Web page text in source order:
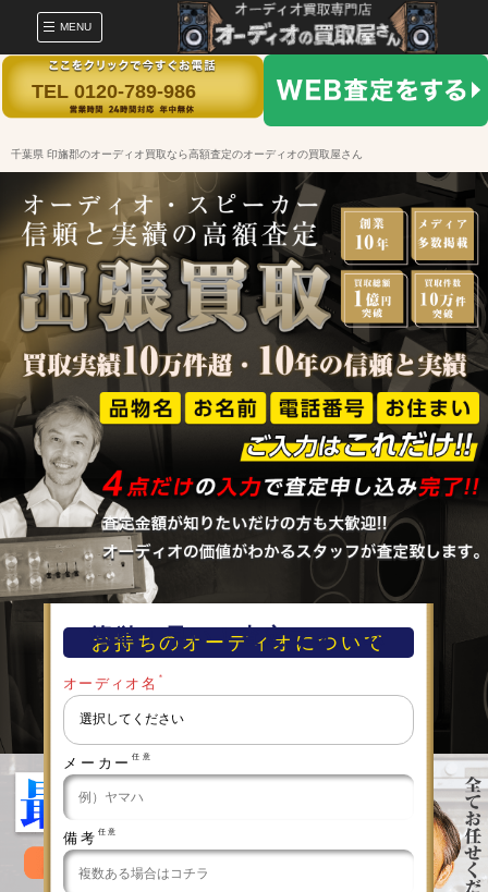
MENU
TEL 0120-789-986
千葉県 印旛郡のオーディオ買取なら高額査定のオーディオの買取屋さん
簡単！早い！査定フォーム
お持ちのオーディオについて
オーディオ名 ＊
メーカー 任意
備考 任意